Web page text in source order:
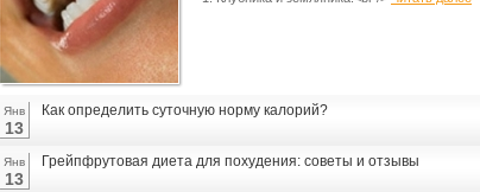
Янв
13
Как определить суточную норму калорий?
Янв
13
Грейпфрутовая диета для похудения: советы и отзывы